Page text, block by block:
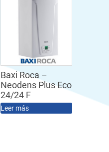
Baxi Roca –
Neodens Plus Eco
24/24 F
Leer más